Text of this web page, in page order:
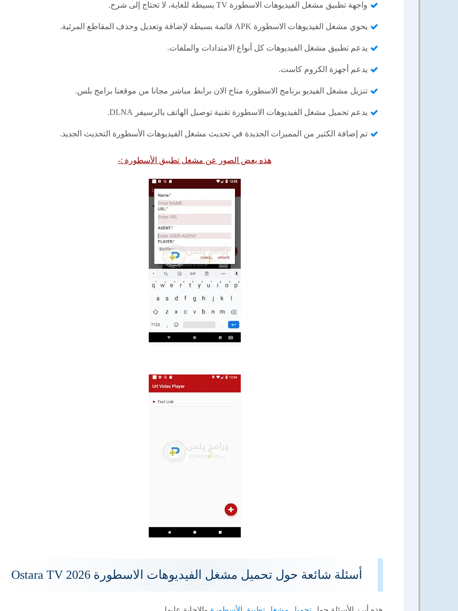
واجهة تطبيق مشغل الفيديوهات الاسطورة TV بسيطة للغاية، لا تحتاج إلى شرح.
يحوي مشغل الفيديوهات الاسطورة APK قائمة بسيطة لإضافة وتعديل وحذف المقاطع المرئية.
يدعم تطبيق مشغل الفيديوهات كل أنواع الامتدادات والملفات.
يدعم أجهزة الكروم كاست.
تنزيل مشغل الفيديو برنامج الاسطورة متاح الان برابط مباشر مجانا من موقعنا برامج بلس.
يدعم تحميل مشغل الفيديوهات الاسطورة تقنية توصيل الهاتف بالرسيفر DLNA.
تم إضافة الكثير من المميزات الجديدة في تحديث مشغل الفيديوهات الأسطورة التحديث الجديد.
هذه بعض الصور عن مشغل تطبيق الأسطورة :-
أسئلة شائعة حول تحميل مشغل الفيديوهات الاسطورة Ostara TV 2026